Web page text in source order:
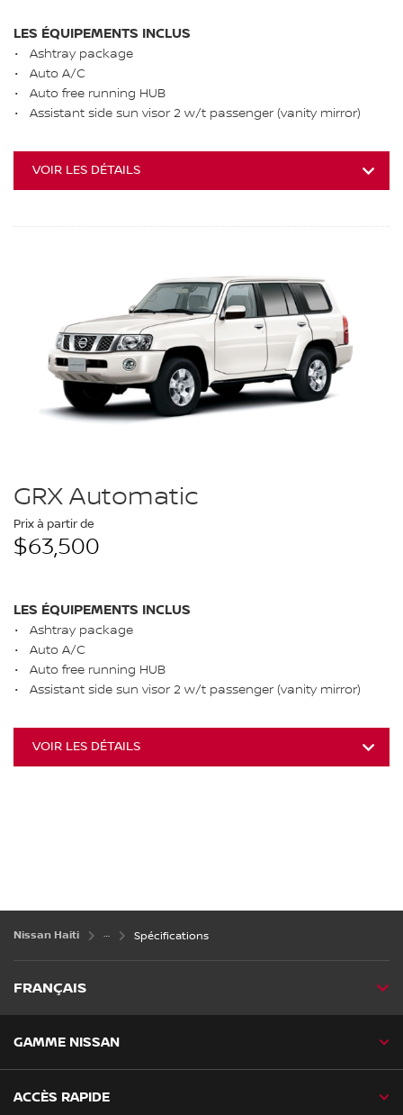
LES ÉQUIPEMENTS INCLUS
Ashtray package
Auto A/C
Auto free running HUB
Assistant side sun visor 2 w/t passenger (vanity mirror)
VOIR LES DÉTAILS
GRX Automatic
Prix à partir de
$63,500
LES ÉQUIPEMENTS INCLUS
Ashtray package
Auto A/C
Auto free running HUB
Assistant side sun visor 2 w/t passenger (vanity mirror)
VOIR LES DÉTAILS
Nissan Haiti Spécifications
FRANÇAIS
GAMME NISSAN
ACCÈS RAPIDE